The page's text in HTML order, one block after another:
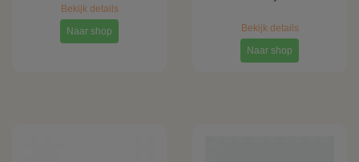
Bekijk details
Naar shop
Bekijk details
Naar shop